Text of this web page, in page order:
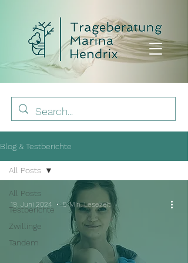
Blog & Testberichte
All Posts
Testberichte
Zwillinge
Tandem
All Posts
19. Juni 2024 5 Min. Lesezeit